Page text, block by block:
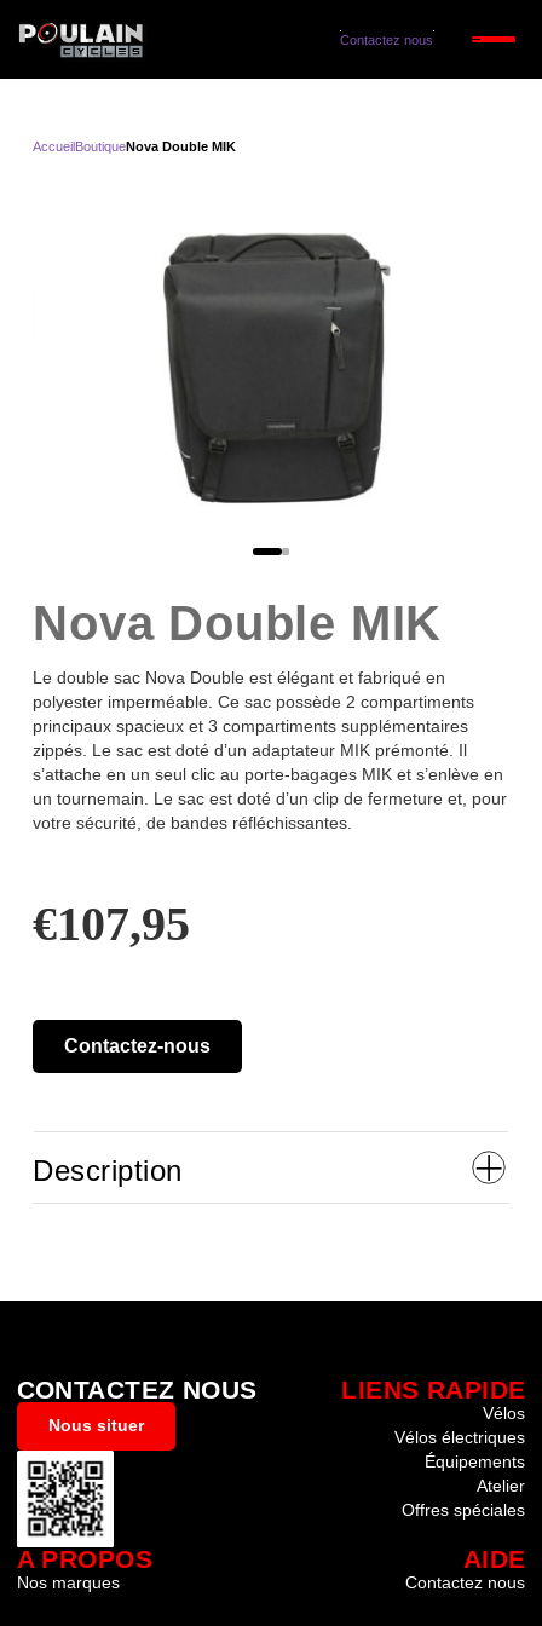
Contactez nous
Accueil BoutiqueNova Double MIK
Nova Double MIK
Le double sac Nova Double est élégant et fabriqué en
polyester imperméable. Ce sac possède 2 compartiments
principaux spacieux et 3 compartiments supplémentaires
zippés. Le sac est doté d’un adaptateur MIK prémonté. Il
s’attache en un seul clic au porte-bagages MIK et s’enlève en
un tournemain. Le sac est doté d’un clip de fermeture et, pour
votre sécurité, de bandes réfléchissantes.
€107,95
Contactez-nous
Description
CONTACTEZ NOUS
Nous situer
LIENS RAPIDE
Vélos
Vélos électriques
Équipements
Atelier
Offres spéciales
A PROPOS
Nos marques
AIDE
Contactez nous